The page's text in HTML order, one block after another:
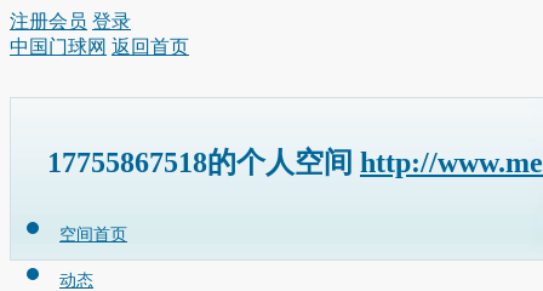
注册会员 登录
中国门球网 返回首页
17755867518的个人空间 http://
空间首页
动态